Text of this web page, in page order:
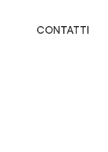
CONTATTI